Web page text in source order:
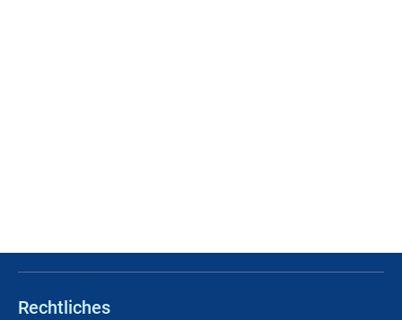
Rechtliches